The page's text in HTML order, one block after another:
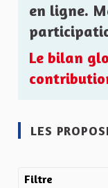
en ligne.
Le bilan
LES
Filtre